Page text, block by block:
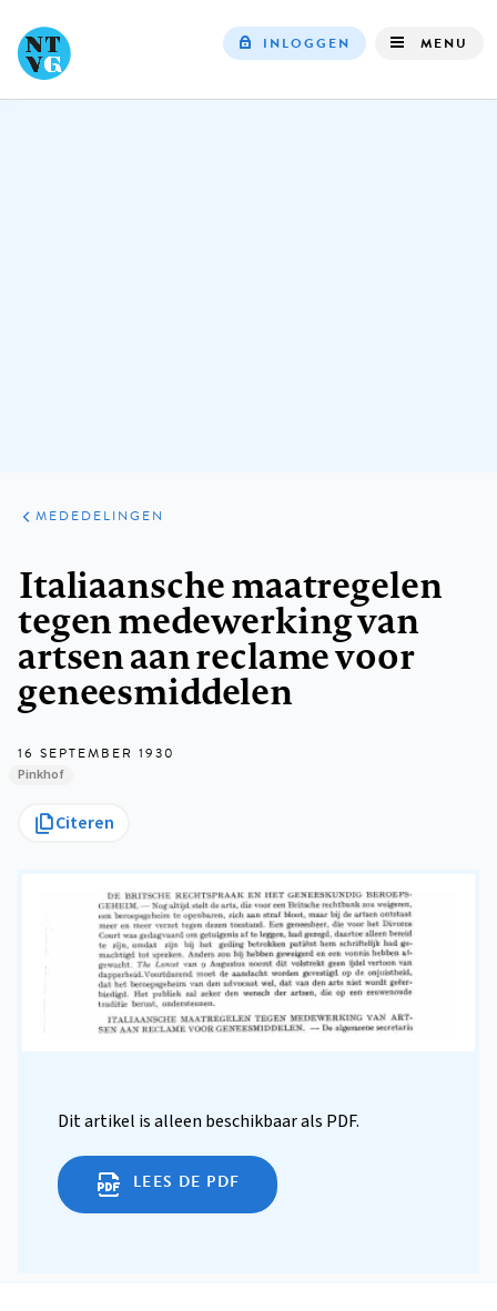
INLOGGEN MENU
ARTIKELEN
VARIA
MEDEDELINGEN
Italiaansche maatregelen
tegen medewerking van
artsen aan reclame voor
geneesmiddelen
16 SEPTEMBER 1930
Pinkhof
Citeren
Dit artikel is alleen beschikbaar als PDF.
LEES DE PDF